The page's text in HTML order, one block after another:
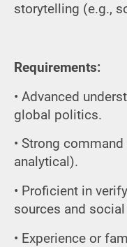
storytelling (e.g.,
Requirements:
• Advanced
global politics.
• Strong
analytical).
• Proficient in
sources and
• Experience or